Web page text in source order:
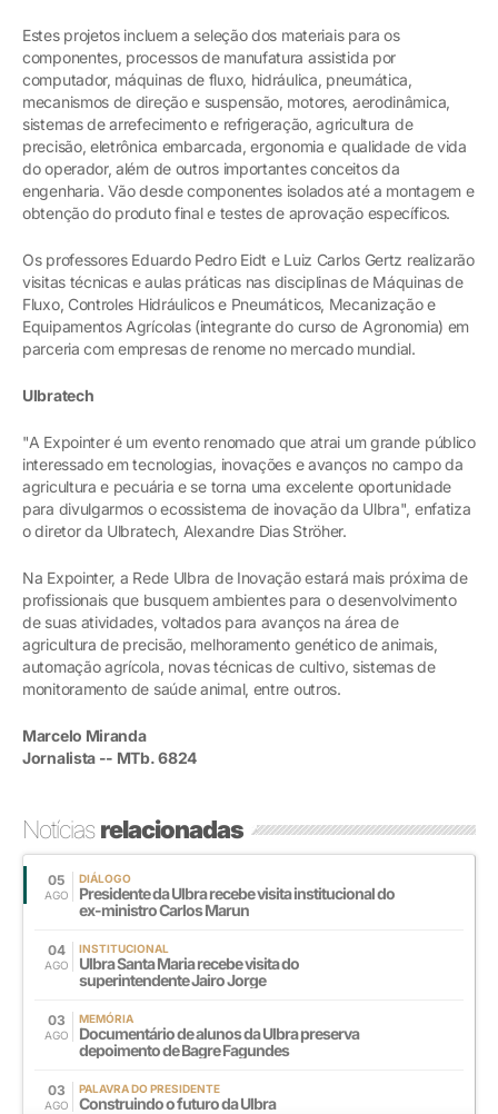
Estes projetos incluem a seleção dos materiais para os
componentes, processos de manufatura assistida por
computador, máquinas de fluxo, hidráulica, pneumática,
mecanismos de direção e suspensão, motores, aerodinâmica,
sistemas de arrefecimento e refrigeração, agricultura de
precisão, eletrônica embarcada, ergonomia e qualidade de vida
do operador, além de outros importantes conceitos da
engenharia. Vão desde componentes isolados até a montagem e
obtenção do produto final e testes de aprovação específicos.
Os professores Eduardo Pedro Eidt e Luiz Carlos Gertz realizarão
visitas técnicas e aulas práticas nas disciplinas de Máquinas de
Fluxo, Controles Hidráulicos e Pneumáticos, Mecanização e
Equipamentos Agrícolas (integrante do curso de Agronomia) em
parceria com empresas de renome no mercado mundial.
Ulbratech
"A Expointer é um evento renomado que atrai um grande público
interessado em tecnologias, inovações e avanços no campo da
agricultura e pecuária e se torna uma excelente oportunidade
para divulgarmos o ecossistema de inovação da Ulbra", enfatiza
o diretor da Ulbratech, Alexandre Dias Ströher.
Na Expointer, a Rede Ulbra de Inovação estará mais próxima de
profissionais que busquem ambientes para o desenvolvimento
de suas atividades, voltados para avanços na área de
agricultura de precisão, melhoramento genético de animais,
automação agrícola, novas técnicas de cultivo, sistemas de
monitoramento de saúde animal, entre outros.
Marcelo Miranda
Jornalista -- MTb. 6824
Notíciasrelacionadas
05
AGO
DIÁLOGO
Presidente da Ulbra recebe visita institucional do
ex-ministro Carlos Marun
04
AGO
INSTITUCIONAL
Ulbra Santa Maria recebe visita do
superintendente Jairo Jorge
03
AGO
MEMÓRIA
Documentário de alunos da Ulbra preserva
depoimento de Bagre Fagundes
03
AGO
PALAVRA DO PRESIDENTE
Construindo o futuro da Ulbra